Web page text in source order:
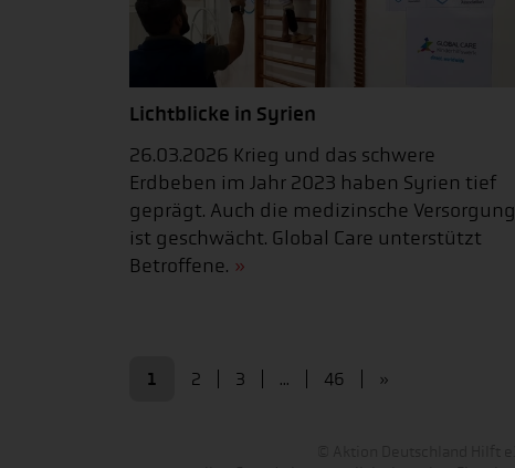
Lichtblicke in Syrien
26.03.2026 Krieg und das schwere
Erdbeben im Jahr 2023 haben Syrien tief
geprägt. Auch die medizinsche Versorgung
ist geschwächt. Global Care unterstützt
Betroffene.
1 2 3 ... 46 »